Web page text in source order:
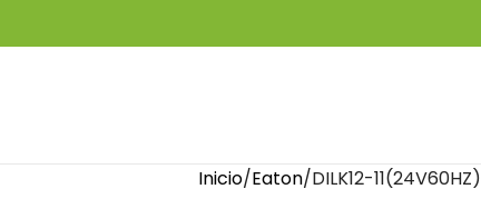
Inicio Eaton DILK12-11(24V60HZ)